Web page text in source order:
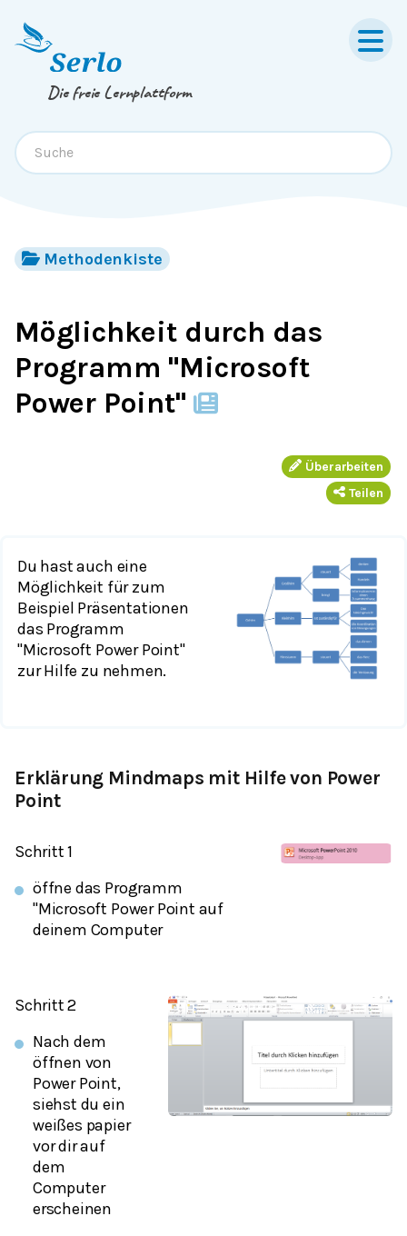
Springe zum
Die freie Lernplattform
Methodenkiste
Möglichkeit durch das
Programm "Microsoft
Power Point"
Überarbeiten
Teilen
Du hast auch eine
Möglichkeit für zum
Beispiel Präsentationen
das Programm
"Microsoft Power Point"
zur Hilfe zu nehmen.
Erklärung Mindmaps mit Hilfe von Power
Point
Schritt 1
öffne das Programm
"Microsoft Power Point auf
deinem Computer
Schritt 2
Nach dem
öffnen von
Power Point,
siehst du ein
weißes papier
vor dir auf
dem
Computer
erscheinen